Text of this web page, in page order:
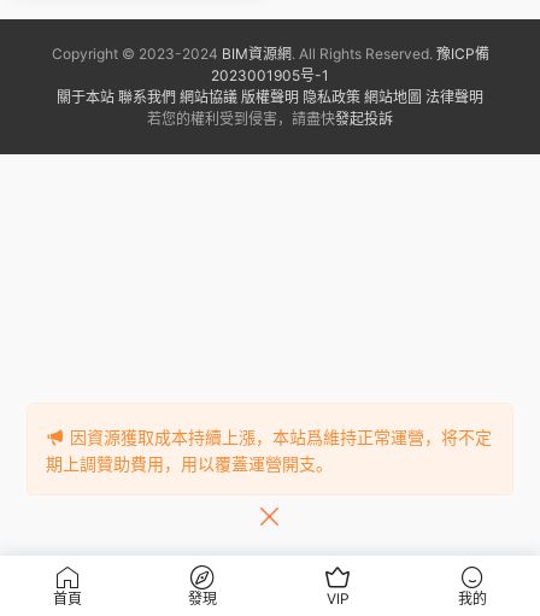
Copyright © 2023-2024 BIM資源網. All Rights Reserved. 豫ICP備
2023001905号-1
關于本站 聯系我們 網站協議 版權聲明 隐私政策 網站地圖 法律聲明
若您的權利受到侵害，請盡快發起投訴
首頁 發現 VIP 我的
因資源獲取成本持續上漲，本站爲維持正常運營，将不定
期上調贊助費用，用以覆蓋運營開支。